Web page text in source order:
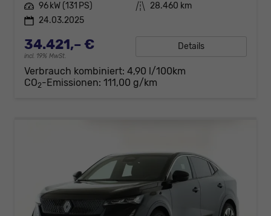
Leistung 96 kW (131 PS) Kilometerstand 28.460 km
24.03.2025
34.421,– €
incl. 19% MwSt.
Details
Verbrauch kombiniert: 4,90 l/100km
CO2-Emissionen: 111,00 g/km